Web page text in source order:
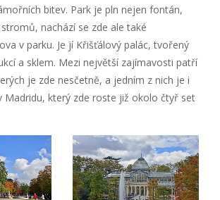
bitev. Park je pln nejen fontán,
nachází se zde ale také
v parku. Je jí Křišťálový palác, tvořený
a sklem. Mezi největší zajímavosti patří
je zde nesčetně, a jedním z nich je i
Madridu, který zde roste již okolo čtyř set